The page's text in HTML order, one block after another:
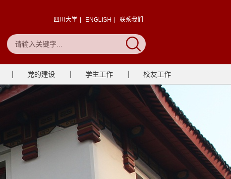
四川大学 ENGLISH 联系我们
党的建设 学生工作 校友工作